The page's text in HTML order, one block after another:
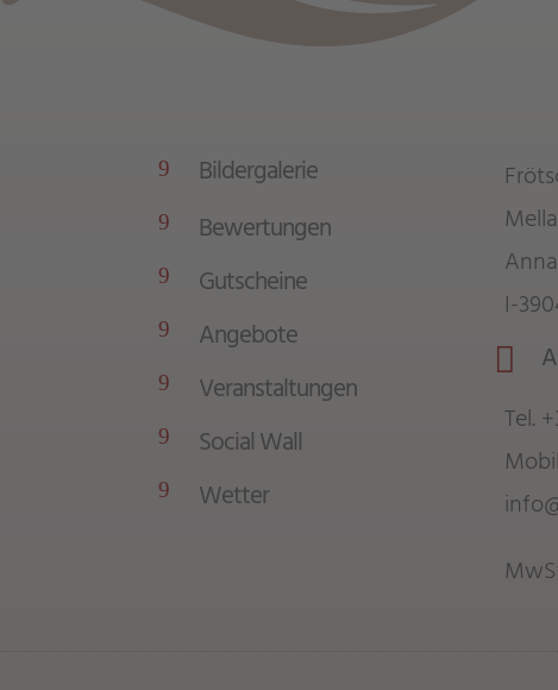
9 Bildergalerie
9 Bewertungen
9 Gutscheine
9 Angebote
9 Veranstaltungen
9 Social Wall
9 Wetter
I-

Tel.
Mobil